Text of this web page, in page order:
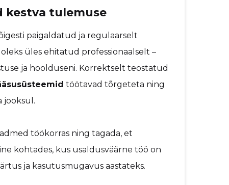
kestva tulemuse
paigaldatud ja regulaarselt
üles ehitatud professionaalselt –
ja hoolduseni. Korrektselt teostatud
töötavad tõrgeteta ning
jooksul.
töökorras ning tagada, et
kohtades, kus usaldusväärne töö on
ja kasutusmugavus aastateks.